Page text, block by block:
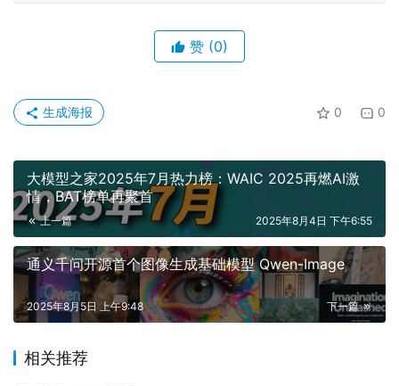
赞 (0)
0 0
生成海报
大模型之家2025年7月热力榜：WAIC 2025再燃AI激
情，BAT榜单再聚首
上一篇 2025年8月4日 下午6:55
通义千问开源首个图像生成基础模型 Qwen-Image
下一篇
2025年8月5日 上午9:48
相关推荐